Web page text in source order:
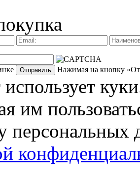
Нажимая на кнопку
им
персональных